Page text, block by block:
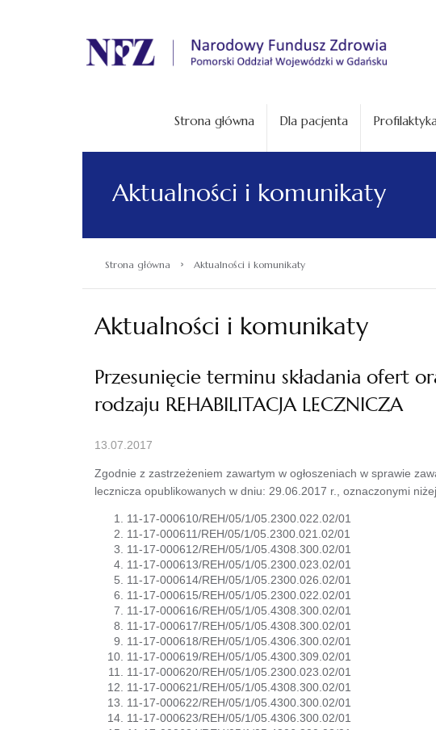
.
Strona główna Dla pacjenta
Aktualności i komunikaty
Strona główna › Aktualności i komunikaty
Aktualności i komunikaty
Przesunięcie terminu składania ofert
rodzaju REHABILITACJA LECZNICZA
13.07.2017
Zgodnie z zastrzeżeniem zawartym w ogłoszeniach w sprawie
lecznicza opublikowanych w dniu: 29.06.2017 r., oznaczonymi
11-17-000610/REH/05/1/05.2300.022.02/01
11-17-000611/REH/05/1/05.2300.021.02/01
11-17-000612/REH/05/1/05.4308.300.02/01
11-17-000613/REH/05/1/05.2300.023.02/01
11-17-000614/REH/05/1/05.2300.026.02/01
11-17-000615/REH/05/1/05.2300.022.02/01
11-17-000616/REH/05/1/05.4308.300.02/01
11-17-000617/REH/05/1/05.4308.300.02/01
11-17-000618/REH/05/1/05.4306.300.02/01
11-17-000619/REH/05/1/05.4300.309.02/01
11-17-000620/REH/05/1/05.2300.023.02/01
11-17-000621/REH/05/1/05.4308.300.02/01
11-17-000622/REH/05/1/05.4300.300.02/01
11-17-000623/REH/05/1/05.4306.300.02/01